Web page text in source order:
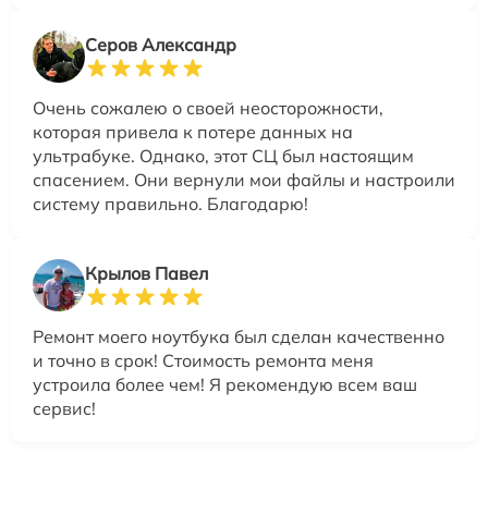
Серов Александр
Очень сожалею о своей неосторожности,
которая привела к потере данных на
ультрабуке. Однако, этот СЦ был настоящим
спасением. Они вернули мои файлы и настроили
систему правильно. Благодарю!
Крылов Павел
Ремонт моего ноутбука был сделан качественно
и точно в срок! Стоимость ремонта меня
устроила более чем! Я рекомендую всем ваш
сервис!